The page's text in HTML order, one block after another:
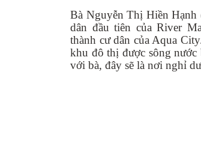
Bà Nguyễn Thị Hiền Hạnh
dân đầu tiên của River
thành cư dân của Aqua
khu đô thị được sông
với bà, đây sẽ là nơi nghỉ